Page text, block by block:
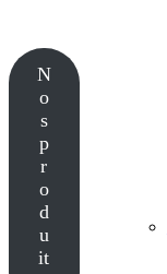
N
o
s
p
r
o
d
u
it